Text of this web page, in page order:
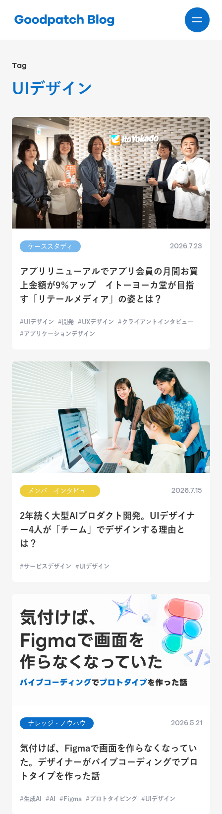
Tag
UIデザイン
ケーススタディ 2026.7.23
アプリリニューアルでアプリ会員の月間お買
上金額が9％アップ イトーヨーカ堂が目指
す「リテールメディア」の姿とは？
UIデザイン 開発 UXデザイン
クライアントインタビュー
アプリケーションデザイン
メンバーインタビュー 2026.7.15
2年続く大型AIプロダクト開発。UIデザイナ
ー4人が「チーム」でデザインする理由と
は？
サービスデザイン UIデザイン
ナレッジ・ノウハウ 2026.5.21
気付けば、Figmaで画面を作らなくなってい
た。デザイナーがバイブコーディングでプロ
トタイプを作った話
生成AI AI Figma プロトタイピング UIデザイン